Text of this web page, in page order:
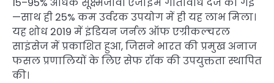
—साथ ही 25% कम उर्वरक उपयोग में ही यह लाभ मिला।
यह शोध 2019 में इंडियन जर्नल ऑफ एग्रीकल्चरल
साइंसेज में प्रकाशित हुआ, जिसने भारत की प्रमुख अनाज
फसल प्रणालियों के लिए सेफ रॉक की उपयुक्तता स्थापित
की।